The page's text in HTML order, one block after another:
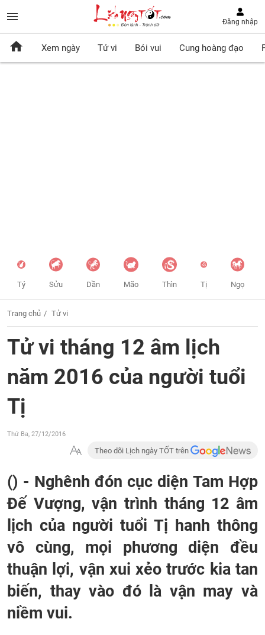
Đăng nhập
Xem ngày Tử vi Bói vui Cung hoàng đạo
Tý Sửu Dần Mão Thìn Tị Ngọ
Trang chủ Tử vi
Tử vi tháng 12 âm lịch
năm 2016 của người tuổi
Tị
Thứ Ba, 27/12/2016
Theo dõi Lịch ngày TỐT trên
() - Nghênh đón cục diện Tam Hợp
Đế Vượng, vận trình tháng 12 âm
lịch của người tuổi Tị hanh thông
vô cùng, mọi phương diện đều
thuận lợi, vận xui xẻo trước kia tan
biến, thay vào đó là vận may và
niềm vui.